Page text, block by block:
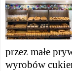
przez małe
wyrobów